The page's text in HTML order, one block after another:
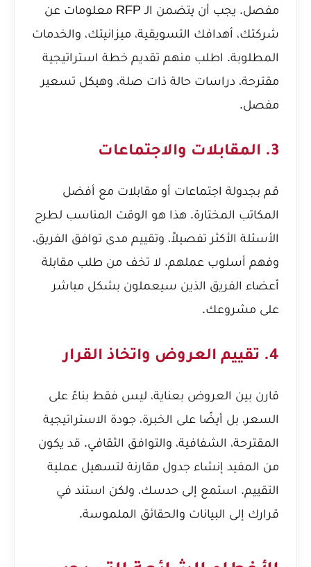
مفصل. يجب أن يتضمن الـ RFP معلومات عن
شركتك، أهدافك التسويقية، ميزانيتك، والخدمات
المطلوبة. اطلب منهم تقديم خطة استراتيجية
مقترحة، دراسات حالة ذات صلة، وهيكل تسعير
مفصل.
3. المقابلات والاجتماعات
قم بجدولة اجتماعات أو مقابلات مع أفضل
المكاتب المختارة. هذا هو الوقت المناسب لطرح
الأسئلة الأكثر تفصيلاً، وتقييم مدى توافق الفريق،
وفهم أسلوب عملهم. لا تخف من طلب مقابلة
أعضاء الفريق الذين سيعملون بشكل مباشر
على مشروعك.
4. تقييم العروض واتخاذ القرار
قارن بين العروض بعناية، ليس فقط بناءً على
السعر، بل أيضًا على الخبرة، جودة الاستراتيجية
المقترحة، الشفافية، والتوافق الثقافي. قد يكون
من المفيد إنشاء جدول مقارنة لتسهيل عملية
التقييم. استمع إلى حدسك، ولكن استند في
قرارك إلى البيانات والحقائق الملموسة.